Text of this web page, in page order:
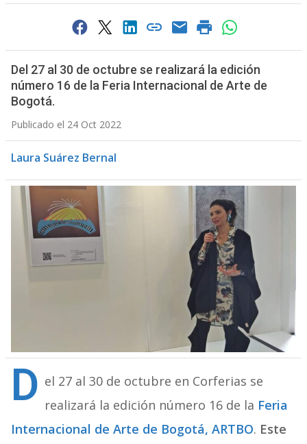
Del 27 al 30 de octubre se realizará la edición
número 16 de la Feria Internacional de Arte de
Bogotá.
Publicado el 24 Oct 2022
Laura Suárez Bernal
D el 27 al 30 de octubre en Corferias se
realizará la edición número 16 de la Feria
Internacional de Arte de Bogotá, ARTBO. Este